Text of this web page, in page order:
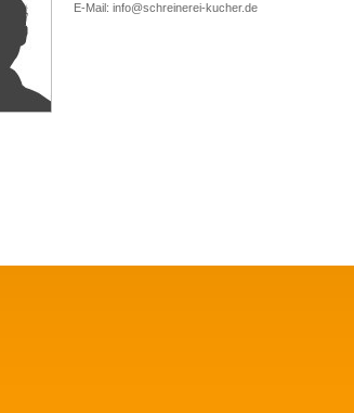
E-Mail: info@schreinerei-kucher.de